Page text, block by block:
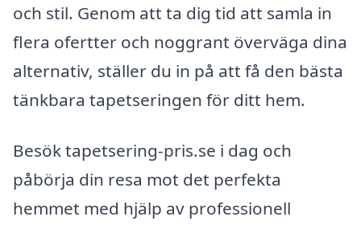
och stil. Genom att ta dig tid att samla in
flera ofertter och noggrant överväga dina
alternativ, ställer du in på att få den bästa
tänkbara tapetseringen för ditt hem.
Besök tapetsering-pris.se i dag och
påbörja din resa mot det perfekta
hemmet med hjälp av professionell